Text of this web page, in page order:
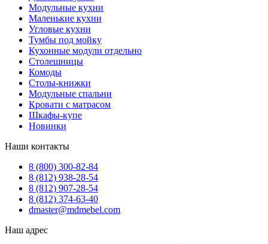
Модульные кухни
Маленькие кухни
Угловые кухни
Тумбы под мойку
Кухонные модули отдельно
Столешницы
Комоды
Столы-книжки
Модульные спальни
Кровати с матрасом
Шкафы-купе
Новинки
Наши контакты
8 (800) 300-82-84
8 (812) 938-28-54
8 (812) 907-28-54
8 (812) 374-63-40
dmaster@mdmebel.com
Наш адрес